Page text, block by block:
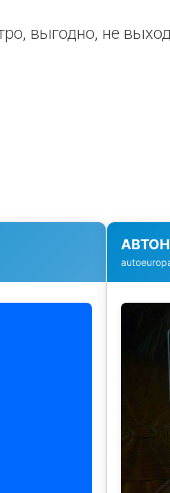
выгодно, не